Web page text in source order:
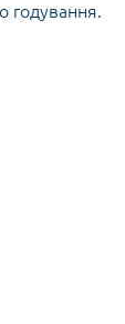
годування.